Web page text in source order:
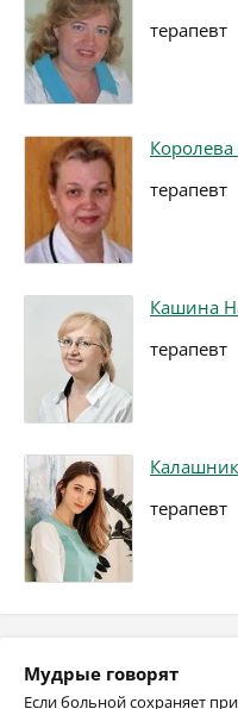
терапевт
терапевт
Кашина
терапевт
терапевт
Мудрые говорят
Если больной сохраняет